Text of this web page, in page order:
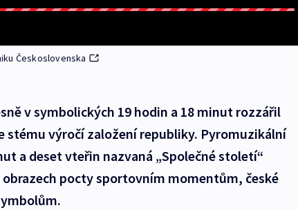
Československa
v symbolických 19 hodin a 18 minut rozzářil
stému výročí založení republiky. Pyromuzikální
a deset vteřin nazvaná „Společné století“
pocty sportovním momentům, české